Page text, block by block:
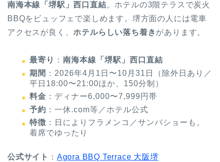
南海本線「堺駅」西口直結。ホテルの3階テラスで炭火
BBQをビュッフェで楽しめます。堺方面の人には電車
アクセスが良く、ホテルらしい落ち着きがあります。
最寄り ： 南海本線「堺駅」西口直結
期間 ：2026年4月1日〜10月31日（除外日あり／
平日18:00〜21:00ほか、150分制）
料金 ：ディナー6,000〜7,999円帯
予約 ：一休.com等／ホテル公式
特徴 ：日によりフラメンコ／サンバショーも。
着席でゆったり
公式サイト ： Agora BBQ Terrace 大阪堺